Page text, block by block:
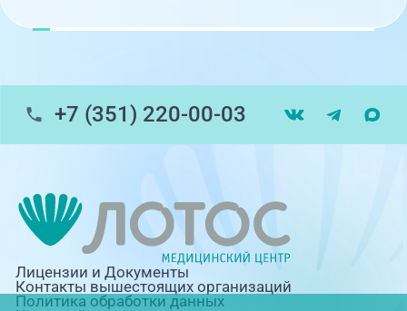
+7 (351) 220-00-03
Лицензии и Документы
Контакты вышестоящих организаций
Политика обработки данных